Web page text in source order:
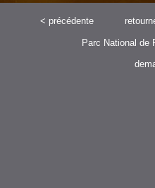
< précédente
Parc National de